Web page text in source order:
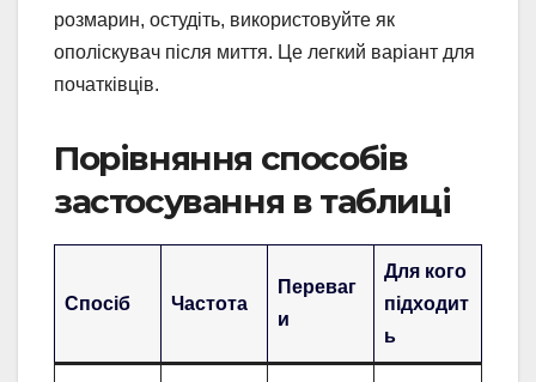
розмарин, остудіть, використовуйте як
ополіскувач після миття. Це легкий варіант для
початківців.
Порівняння способів
застосування в таблиці
Спосіб Частота
Переваг
и
Для кого
підходит
ь